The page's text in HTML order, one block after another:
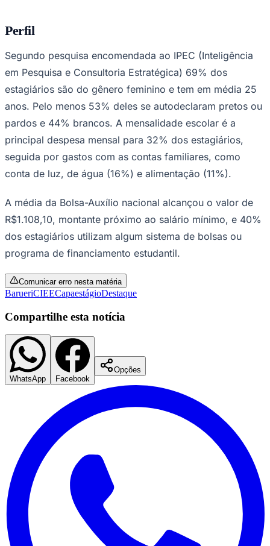
Corinthians
Palmeiras
Perfil
Segundo pesquisa encomendada ao IPEC (Inteligência
em Pesquisa e Consultoria Estratégica) 69% dos
estagiários são do gênero feminino e tem em média 25
anos. Pelo menos 53% deles se autodeclaram pretos ou
pardos e 44% brancos. A mensalidade escolar é a
principal despesa mensal para 32% dos estagiários,
seguida por gastos com as contas familiares, como
conta de luz, de água (16%) e alimentação (11%).
A média da Bolsa-Auxílio nacional alcançou o valor de
R$1.108,10, montante próximo ao salário mínimo, e 40%
dos estagiários utilizam algum sistema de bolsas ou
programa de financiamento estudantil.
Comunicar erro nesta matéria
BarueriCIEECapaestágioDestaque
Compartilhe esta notícia
WhatsApp Facebook
Opções